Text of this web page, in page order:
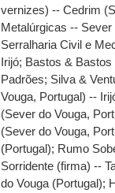
vernizes) -- Cedrim
Metalúrgicas --
Serralharia Civil e
Irijó; Bastos &
Padrões; Silva &
Vouga, Portugal) --
(Sever do Vouga,
(Sever do Vouga,
(Portugal); Rumo
Sorridente (firma) --
do Vouga (Portugal);